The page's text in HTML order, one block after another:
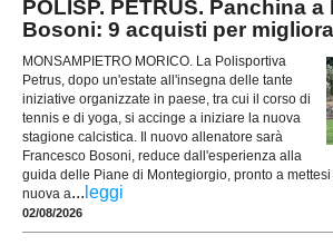
POLISP. PETRUS. Panchina
Bosoni: 9 acquisti per
MONSAMPIETRO MORICO. La Polisportiva
Petrus, dopo un'estate all'insegna delle tante
iniziative organizzate in paese, tra cui il corso di
tennis e di yoga, si accinge a iniziare la nuova
stagione calcistica. Il nuovo allenatore sarà
Francesco Bosoni, reduce dall'esperienza alla
guida delle Piane di Montegiorgio, pronto a
nuova a... leggi
02/08/2026